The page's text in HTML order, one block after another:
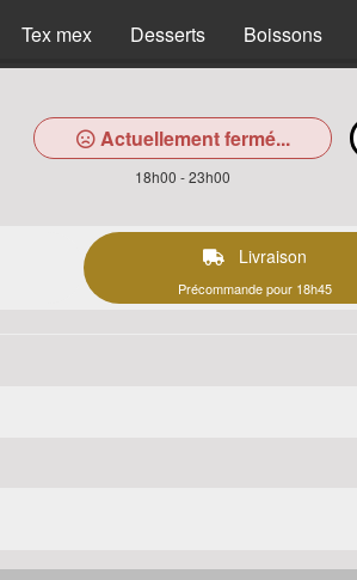
Tex mex Desserts Boissons
Actuellement fermé...
18h00 - 23h00
Livraison
Précommande pour 18h45